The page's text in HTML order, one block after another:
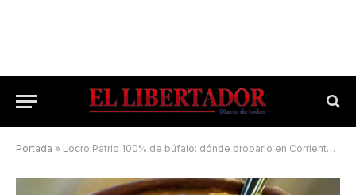
Portada » Locro Patrio 100% de búfalo: dónde probarlo en Corrientes